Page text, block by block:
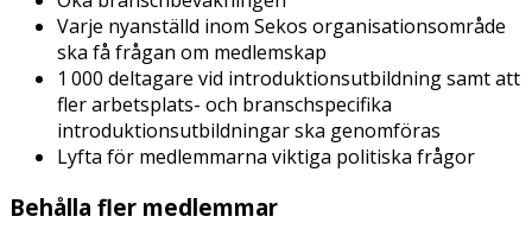
Varje nyanställd inom Sekos organisationsområde
ska få frågan om medlemskap​
1 000 deltagare vid introduktionsutbildning samt att
fler arbetsplats- och branschspecifika
introduktionsutbildningar ska genomföras​
Lyfta för medlemmarna viktiga politiska frågor
Behålla fler medlemmar